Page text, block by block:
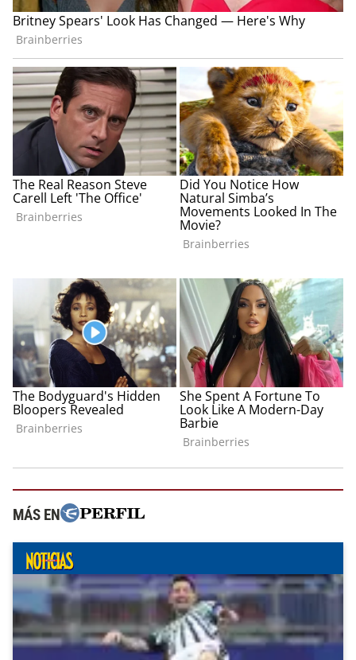
MÁS EN